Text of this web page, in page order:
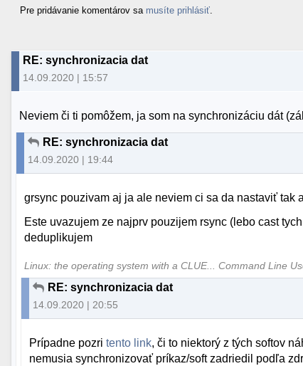
Pre pridávanie komentárov sa musíte prihlásiť
RE: synchronizacia dat
14.09.2020 | 15:57
Neviem či ti pomôžem, ja som na synchronizáciu dát
RE: synchronizacia dat
14.09.2020 | 19:44
grsync pouzivam aj ja ale neviem ci sa da nastaviť tak
Este uvazujem ze najprv pouzijem rsync (lebo cast
deduplikujem
Linux: the operating system with a CLUE... Command Line
RE: synchronizacia dat
14.09.2020 | 20:55
Prípadne pozritento link, či to niektorý z tých softov
nemusia synchronizovať príkaz/soft zadriedil podľa